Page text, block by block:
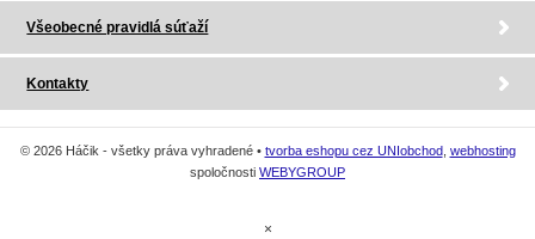
Všeobecné pravidlá súťaží
Kontakty
© 2026 Háčik - všetky práva vyhradené • tvorba eshopu cez UNIobchod, webhosting
spoločnosti WEBYGROUP
×